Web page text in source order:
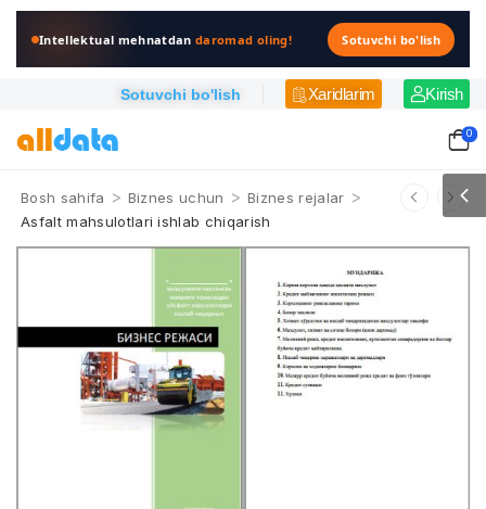
Intellektual mehnatdandaromad oling! Sotuvchi bo'lish
Sotuvchi bo'lish Xaridlarim Kirish
0
Bosh sahifa > Biznes uchun > Biznes rejalar >
Asfalt mahsulotlari ishlab chiqarish